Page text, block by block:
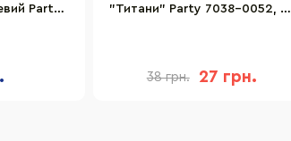
Party
"Титани" Party 7038-0052, 10
38 грн. 27 грн.